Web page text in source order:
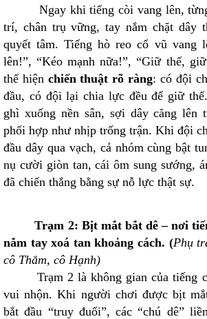
Ngay khi tiếng còi vang lên, từng
trí, chân trụ vững, tay nắm chặt dây
quyết tâm. Tiếng hò reo cổ vũ vang
lên!”, “Kéo mạnh nữa!”, “Giữ thế,
thể hiện chiến thuật rõ ràng: có đội
đầu, có đội lại chia lực đều để giữ
ghì xuống nền sân, sợi dây căng lên
phối hợp như nhịp trống trận. Khi đội
đầu dây qua vạch, cả nhóm cùng bật
nụ cười giòn tan, cái ôm sung sướng,
đã chiến thắng bằng sự nỗ lực thật sự.
Trạm 2: Bịt mắt bắt dê – nơi
nắm tay xoá tan khoảng cách. (Phụ
cô Thắm, cô Hạnh)
Trạm 2 là không gian của tiếng
vui nhộn. Khi người chơi được bịt
bắt đầu “truy đuổi”, các “chú dê”